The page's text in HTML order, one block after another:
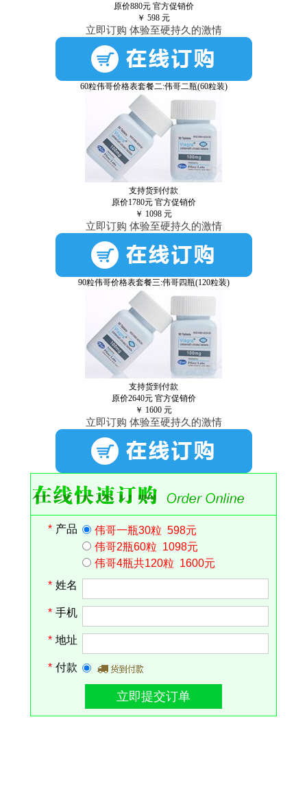
原价880元 官方促销价
￥ 598 元
立即订购 体验至硬持久的激情
60粒伟哥价格表套餐二:伟哥二瓶(60粒装)
支持货到付款
原价1780元 官方促销价
￥ 1098 元
立即订购 体验至硬持久的激情
90粒伟哥价格表套餐三:伟哥四瓶(120粒装)
支持货到付款
原价2640元 官方促销价
￥ 1600 元
立即订购 体验至硬持久的激情